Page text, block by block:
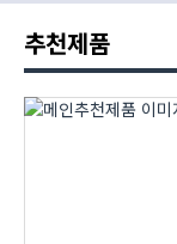
추천제품